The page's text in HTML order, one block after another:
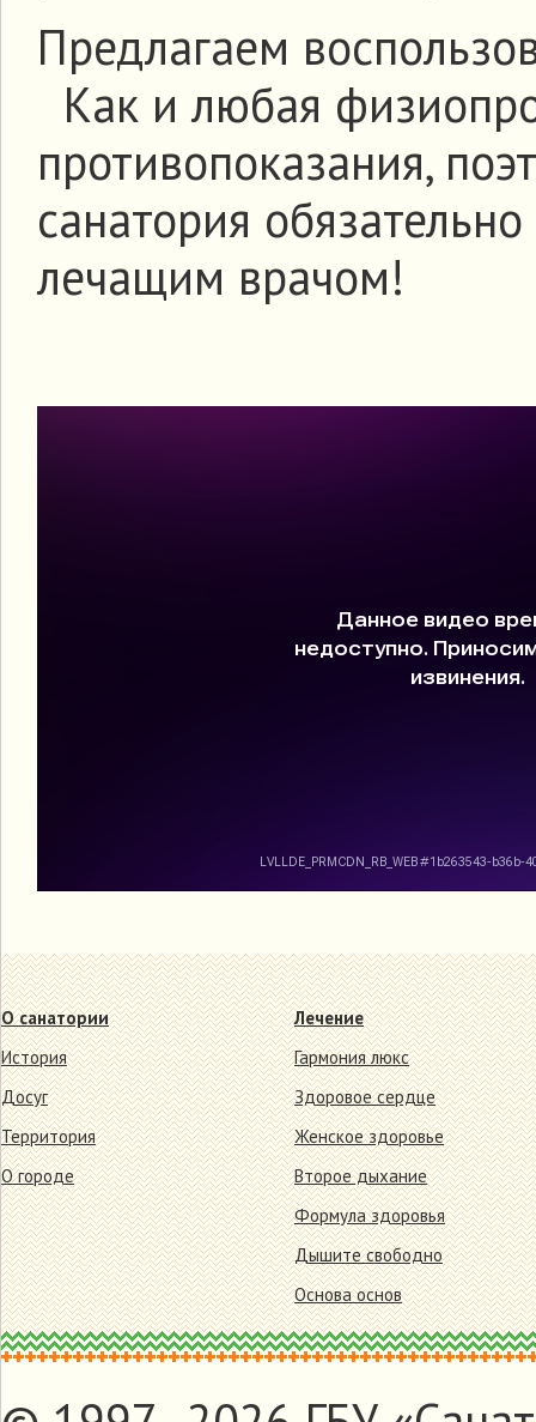
Предлагаем
Как и любая
противопоказания,
санатория
лечащим врачом!
О санатории
История
Досуг
Территория
О городе
Лечение
Гармония люкс
Здоровое сердце
Женское здоровье
Второе дыхание
Формула здоровья
Дышите свободно
Основа основ